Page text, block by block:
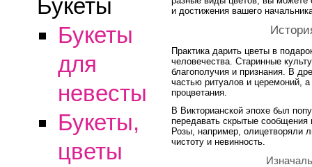
Букеты
Букеты
для
невесты
Букеты,
цветы
и достижения вашего
Практика дарить цветы в
человечества. Старинные
благополучия и признания. В
частью ритуалов и церемоний,
процветания.
В Викторианской эпохе был
передавать скрытые
Розы, например, олицетворяли
чистоту и невинность.